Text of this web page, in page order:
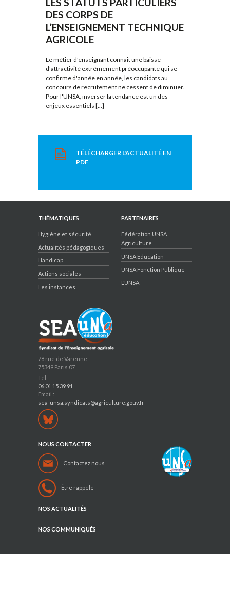
DES CORPS DE
L’ENSEIGNEMENT TECHNIQUE
AGRICOLE
Le métier d'enseignant connait une baisse
d'attractivité extrêmement préoccupante qui se
confirme d'année en année, les candidats au
concours de recrutement ne cessent de diminuer.
Pour l'UNSA, inverser la tendance est un des
enjeux essentiels [...]
TÉLÉCHARGER L'ACTUALITÉ EN
PDF
78 rue de Varenne
75349 Paris 07
Tel :
06 01 15 39 91
Email :
sea-unsa.syndicats@agriculture.gouv.fr
THÉMATIQUES
Hygiène et sécurité
Actualités pédagogiques
Handicap
Actions sociales
Les instances
PARTENAIRES
Fédération UNSA
Agriculture
UNSA Education
UNSA Fonction Publique
L’UNSA
NOUS CONTACTER
Contactez nous
Être rappelé
NOS ACTUALITÉS
NOS COMMUNIQUÉS